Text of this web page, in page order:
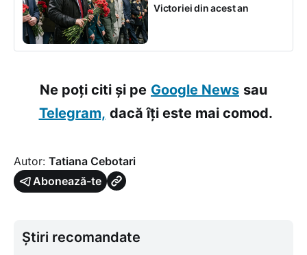
Victoriei din acest an
Ne poți citi și pe Google News sau
Telegram, dacă îți este mai comod.
Autor: Tatiana Cebotari
Abonează-te
Știri recomandate